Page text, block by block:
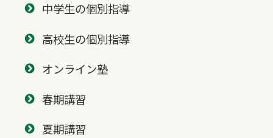
中学生の個別指導
高校生の個別指導
オンライン塾
春期講習
夏期講習